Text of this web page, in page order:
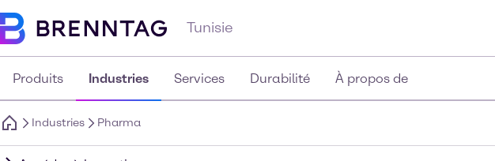
Tunisie
Produits Industries Services Durabilité À propos de
Industries Pharma